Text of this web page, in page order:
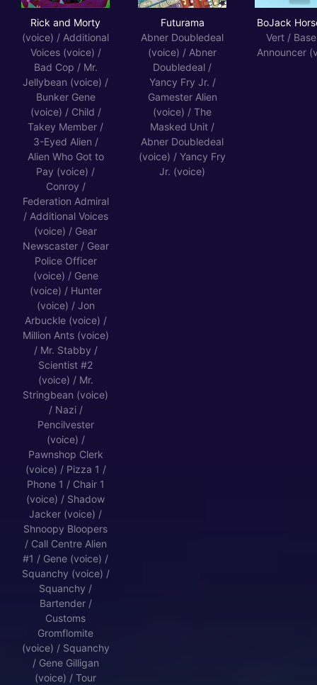
Rick and Morty
(voice) / Additional
Voices (voice) /
Bad Cop / Mr.
Jellybean (voice) /
Bunker Gene
(voice) / Child /
Takey Member /
3-Eyed Alien /
Alien Who Got to
Pay (voice) /
Conroy /
Federation Admiral
/ Additional Voices
(voice) / Gear
Newscaster / Gear
Police Officer
(voice) / Gene
(voice) / Hunter
(voice) / Jon
Arbuckle (voice) /
Million Ants (voice)
/ Mr. Stabby /
Scientist #2
(voice) / Mr.
Stringbean (voice)
/ Nazi /
Pencilvester
(voice) /
Pawnshop Clerk
(voice) / Pizza 1 /
Phone 1 / Chair 1
(voice) / Shadow
Jacker (voice) /
Shnoopy Bloopers
/ Call Centre Alien
#1 / Gene (voice) /
Squanchy (voice) /
Squanchy /
Bartender /
Customs
Gromflomite
(voice) / Squanchy
/ Gene Gilligan
(voice) / Tour
Futurama
Abner Doubledeal
(voice) / Abner
Doubledeal /
Yancy Fry Jr. /
Gamester Alien
(voice) / The
Masked Unit /
Abner Doubledeal
(voice) / Yancy Fry
Jr. (voice)
BoJack
Vert /
Announcer